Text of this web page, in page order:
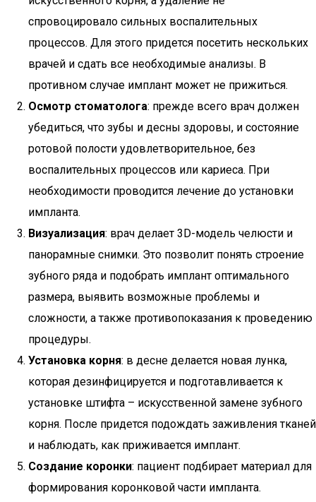
спровоцировало сильных воспалительных
процессов. Для этого придется посетить нескольких
врачей и сдать все необходимые анализы. В
противном случае имплант может не прижиться.
Осмотр стоматолога: прежде всего врач должен
убедиться, что зубы и десны здоровы, и состояние
ротовой полости удовлетворительное, без
воспалительных процессов или кариеса. При
необходимости проводится лечение до установки
импланта.
Визуализация: врач делает 3D-модель челюсти и
панорамные снимки. Это позволит понять строение
зубного ряда и подобрать имплант оптимального
размера, выявить возможные проблемы и
сложности, а также противопоказания к проведению
процедуры.
Установка корня: в десне делается новая лунка,
которая дезинфицируется и подготавливается к
установке штифта – искусственной замене зубного
корня. После придется подождать заживления тканей
и наблюдать, как приживается имплант.
Создание коронки: пациент подбирает материал для
формирования коронковой части импланта.